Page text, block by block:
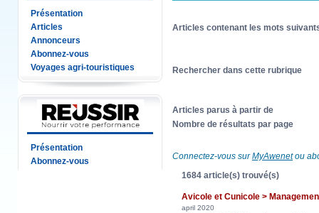
Présentation
Articles
Annonceurs
Abonnez-vous
Voyages agri-touristiques
Présentation
Abonnez-vous
Articles contenant les mots
Rechercher dans cette rubrique
Articles parus à partir de
Nombre de résultats par page
Connectez-vous surMyAwenetou
1684 article(s) trouvé(s)
Avicole et Cunicole >
april 2020